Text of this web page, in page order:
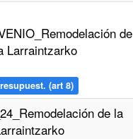
de
Larraintzarko
(art 8)
de la